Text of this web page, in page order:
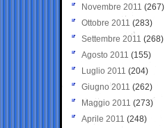
Novembre 2011 (267)
Ottobre 2011 (283)
Settembre 2011 (268)
Agosto 2011 (155)
Luglio 2011 (204)
Giugno 2011 (262)
Maggio 2011 (273)
Aprile 2011 (248)